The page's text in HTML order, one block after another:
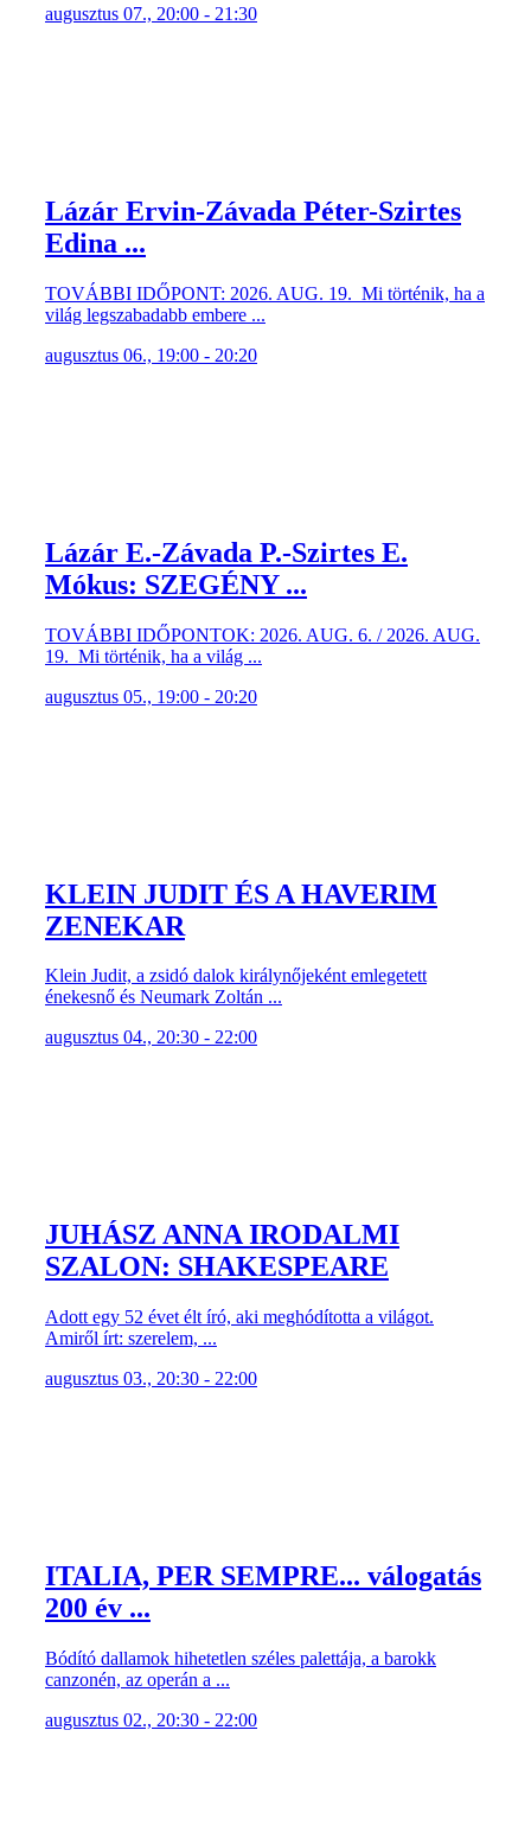
augusztus 07., 20:00 - 21:30
Lázár Ervin-Závada Péter-Szirtes
Edina ...
TOVÁBBI IDŐPONT: 2026. AUG. 19. Mi történik, ha a
világ legszabadabb embere ...
augusztus 06., 19:00 - 20:20
Lázár E.-Závada P.-Szirtes E.
Mókus: SZEGÉNY ...
TOVÁBBI IDŐPONTOK: 2026. AUG. 6. / 2026. AUG.
19. Mi történik, ha a világ ...
augusztus 05., 19:00 - 20:20
KLEIN JUDIT ÉS A HAVERIM
ZENEKAR
Klein Judit, a zsidó dalok királynőjeként emlegetett
énekesnő és Neumark Zoltán ...
augusztus 04., 20:30 - 22:00
JUHÁSZ ANNA IRODALMI
SZALON: SHAKESPEARE
Adott egy 52 évet élt író, aki meghódította a világot.
Amiről írt: szerelem, ...
augusztus 03., 20:30 - 22:00
ITALIA, PER SEMPRE... válogatás
200 év ...
Bódító dallamok hihetetlen széles palettája, a barokk
canzonén, az operán a ...
augusztus 02., 20:30 - 22:00